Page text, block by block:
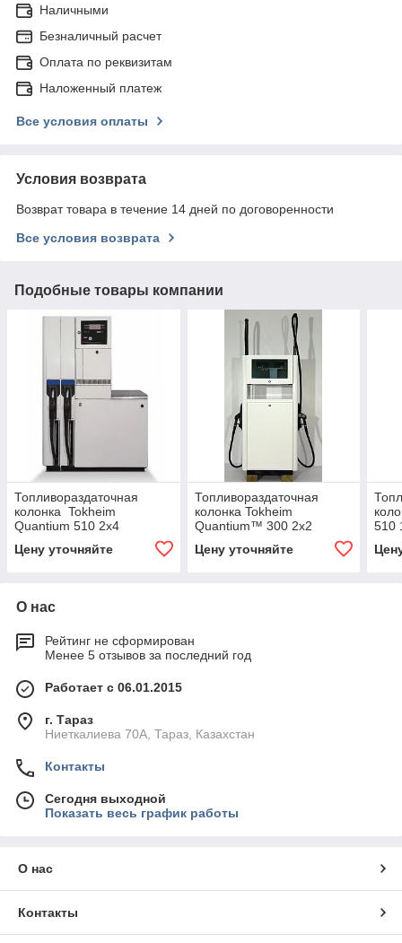
Наличными
Безналичный расчет
Оплата по реквизитам
Наложенный платеж
Все условия оплаты
Условия возврата
Возврат товара в течение 14 дней по договоренности
Все условия возврата
Подобные товары компании
Топливораздаточная
колонка Tokheim
Quantium 510 2х4
Цену уточняйте
Топливораздаточная
колонка Tokheim
Quantium™ 300 2x2
Цену уточняйте
510
О нас
Рейтинг не сформирован
Менее 5 отзывов за последний год
Работает с 06.01.2015
г. Тараз
Ниеткалиева 70А, Тараз, Казахстан
Контакты
Сегодня выходной
Показать весь график работы
О нас
Контакты